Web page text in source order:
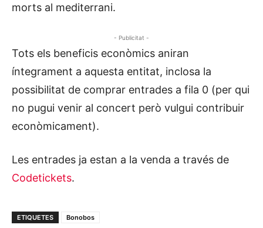
morts al mediterrani.
- Publicitat -
Tots els beneficis econòmics aniran
íntegrament a aquesta entitat, inclosa la
possibilitat de comprar entrades a fila 0 (per qui
no pugui venir al concert però vulgui contribuir
econòmicament).
Les entrades ja estan a la venda a través de
Codetickets.
ETIQUETES Bonobos